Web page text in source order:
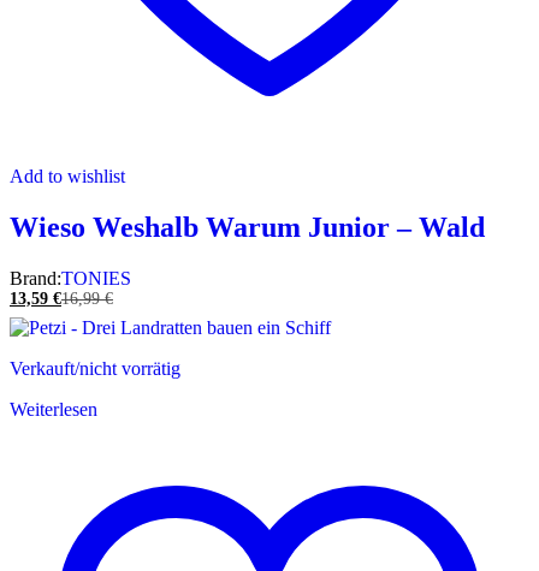
Add to wishlist
Wieso Weshalb Warum Junior – Wald
Brand:TONIES
13,59 €16,99€
Verkauft/nicht vorrätig
Weiterlesen